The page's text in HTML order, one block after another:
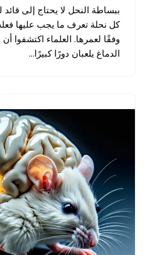
ببساطة النحل لا يحتاج إلى
كل نحلة تعرف ما يجب عليها
وفقًا لعمرها. العلماء اكتشفوا
الدماغ يلعبان دورًا كبيرًا…